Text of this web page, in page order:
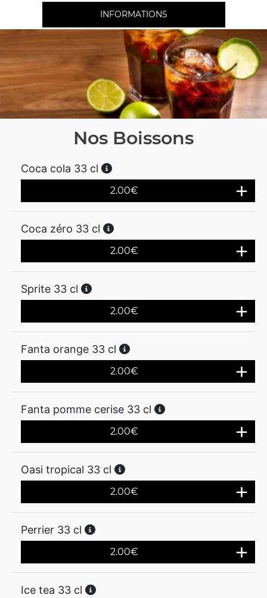
INFORMATIONS
Nos Boissons
Coca cola 33 cl
2.00€
Coca zéro 33 cl
2.00€
Sprite 33 cl
2.00€
Fanta orange 33 cl
2.00€
Fanta pomme cerise 33 cl
2.00€
Oasi tropical 33 cl
2.00€
Perrier 33 cl
2.00€
Ice tea 33 cl